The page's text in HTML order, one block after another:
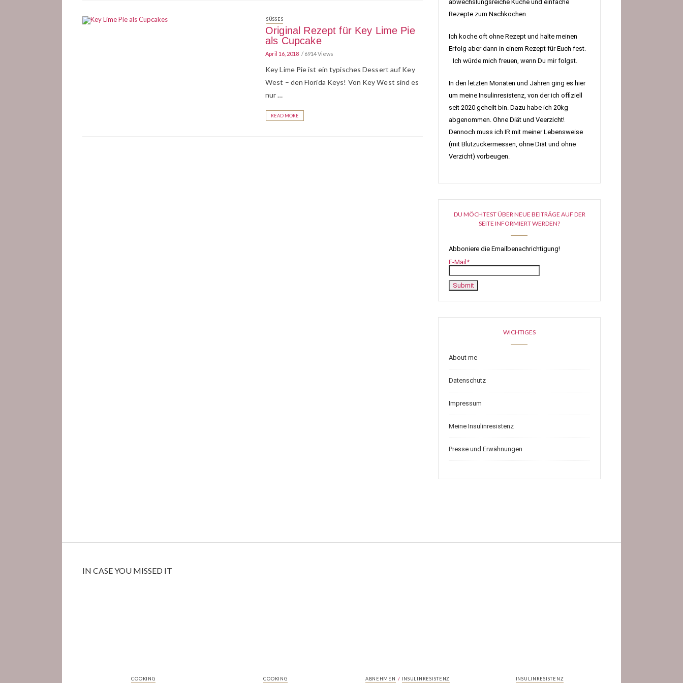
SÜSSES
Original Rezept für Key Lime Pie
als Cupcake
April 16, 2018 6914 Views
Key Lime Pie ist ein typisches Dessert auf Key
West – den Florida Keys! Von Key West sind es
nur …
READ MORE
abwechslungsreiche Küche und einfache
Rezepte zum Nachkochen.
Ich koche oft ohne Rezept und halte meinen
Erfolg aber dann in einem Rezept für Euch fest.
Ich würde mich freuen, wenn Du mir folgst.
In den letzten Monaten und Jahren ging es hier
um meine Insulinresistenz, von der ich offiziell
seit 2020 geheilt bin. Dazu habe ich 20kg
abgenommen. Ohne Diät und Veerzicht!
Dennoch muss ich IR mit meiner Lebensweise
(mit Blutzuckermessen, ohne Diät und ohne
Verzicht) vorbeugen.
DU MÖCHTEST ÜBER NEUE BEITRÄGE AUF DER
SEITE INFORMIERT WERDEN?
Abboniere die Emailbenachrichtigung!
E-Mail*
WICHTIGES
About me
Datenschutz
Impressum
Meine Insulinresistenz
Presse und Erwähnungen
IN CASE YOU MISSED IT
COOKING COOKING ABNEHMEN / INSULINRESISTENZ INSULINRESISTENZ